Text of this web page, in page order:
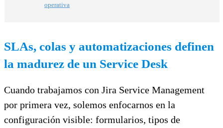
operativa
SLAs, colas y automatizaciones definen
la madurez de un Service Desk
Cuando trabajamos con Jira Service Management
por primera vez, solemos enfocarnos en la
configuración visible: formularios, tipos de